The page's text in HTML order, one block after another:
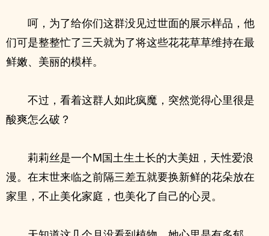
呵，为了给你们这群没见过世面的展示样品，他
们可是整整忙了三天就为了将这些花花草草维持在最
鲜嫩、美丽的模样。
不过，看着这群人如此疯魔，突然觉得心里很是
酸爽怎么破？
莉莉丝是一个M国土生土长的大美妞，天性爱浪
漫。在末世来临之前隔三差五就要换新鲜的花朵放在
家里，不止美化家庭，也美化了自己的心灵。